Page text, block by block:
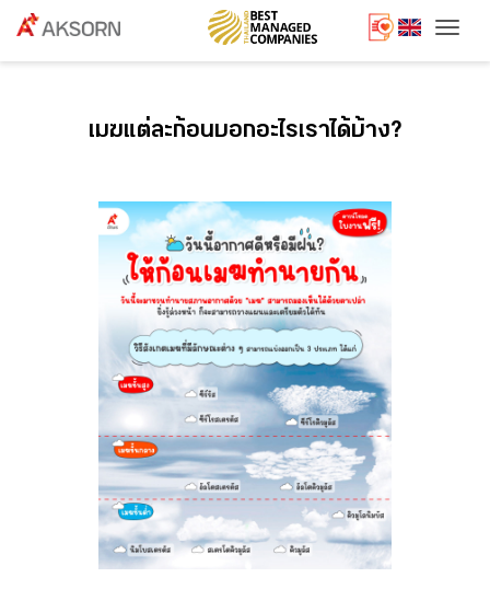
เมฆแต่ละก้อนบอกอะไรเราได้บ้าง?